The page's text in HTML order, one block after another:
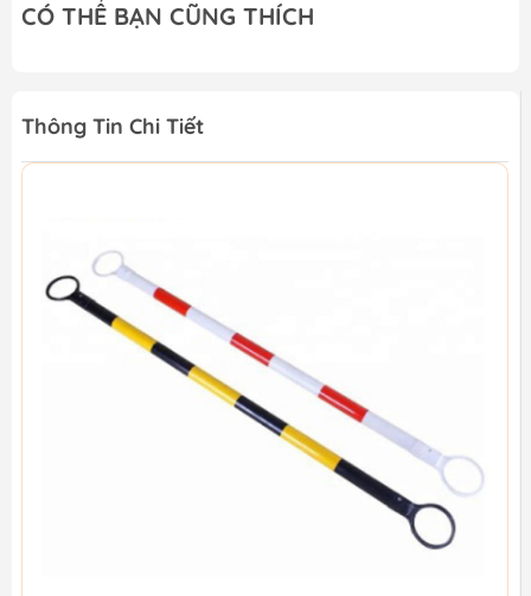
CÓ THỂ BẠN CŨNG THÍCH
Thông Tin Chi Tiết